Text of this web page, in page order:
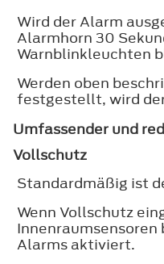
Wird der Alarm
Alarmhorn 30
Warnblinkleuchten
Werden oben
festgestellt, wird
Umfassender und
Vollschutz
Standardmäßig ist
Wenn Vollschutz
Alarms aktiviert.